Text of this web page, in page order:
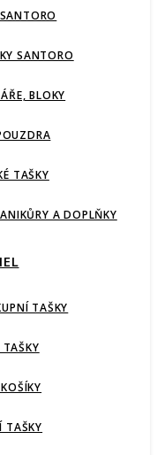
SANTORO
BLOKY
TAŠKY
A DOPLŇKY
TAŠKY
TAŠKY